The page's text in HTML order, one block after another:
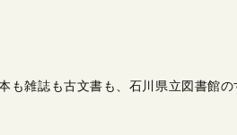
も雑誌も古文書も 石川県立図書館